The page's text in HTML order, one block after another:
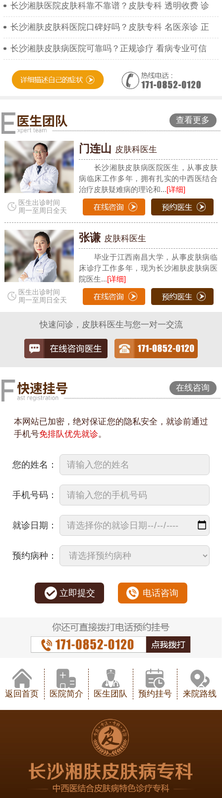
长沙湘肤医院皮肤科靠不靠谱？皮肤专科 透明收费 诊
长沙湘肤皮肤科医院口碑好吗？皮肤专科 名医亲诊 正
长沙湘肤皮肤病医院可靠吗？正规诊疗 看病专业可信
查看更多
医生出诊时间
周一至周日全天
门连山 皮肤科医生
长沙湘肤皮肤病医院医生，从事皮肤
病临床工作多年，拥有扎实的中西医结合
治疗皮肤疑难病的理论和...[详细]
医生出诊时间
周一至周日全天
张谦 皮肤科医生
毕业于江西南昌大学，从事皮肤病临
床诊疗工作多年，现为长沙湘肤皮肤病医
院医生...[详细]
快速问诊，皮肤科医生与您一对一交流
在线咨询
本网站已加密，绝对保证您的隐私安全，就诊前通过
手机号免排队优先就诊。
您的姓名：
手机号码：
就诊日期：
预约病种：
立即提交 电话咨询
返回首页 医院简介 医生团队 预约挂号 来院路线